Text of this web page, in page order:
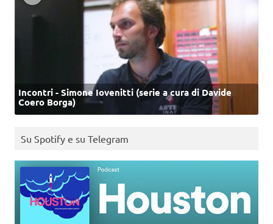
Incontri - Simone Iovenitti (serie a cura di Davide
Coero Borga)
Su Spotify e su Telegram